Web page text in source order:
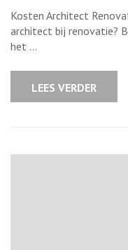
Kosten Architect
architect bij renovatie?
het …
LEES VERDER